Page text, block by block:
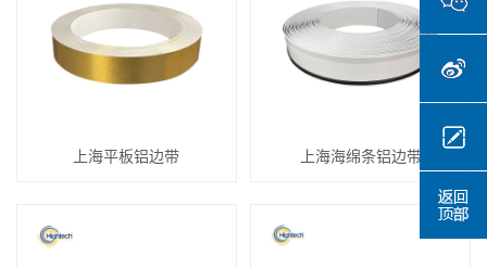
上海平板铝边带 上海海绵条铝边带